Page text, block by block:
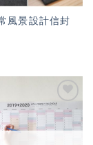
風景設計信封
加入
「願
望輕